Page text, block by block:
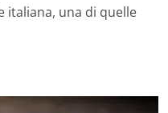
italiana, una di quelle